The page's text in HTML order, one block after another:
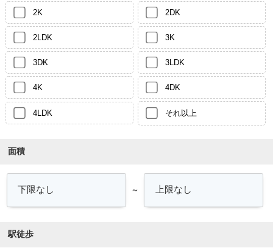
2K 2DK
2LDK 3K
3DK 3LDK
4K 4DK
4LDK それ以上
面積
～
駅徒歩